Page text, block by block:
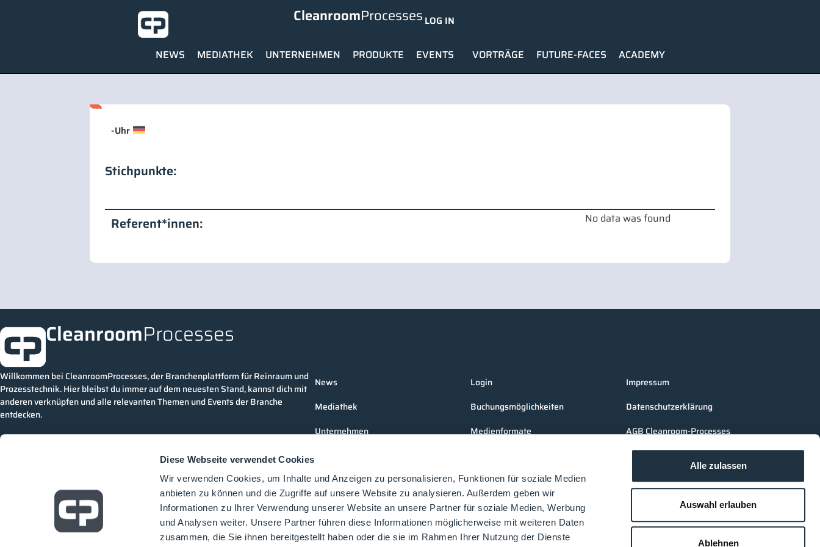
Diese Webseite verwendet Cookies
Wir verwenden Cookies, um Inhalte und Anzeigen zu personalisieren, Funktionen für soziale Medien
anbieten zu können und die Zugriffe auf unsere Website zu analysieren. Außerdem geben wir
Informationen zu Ihrer Verwendung unserer Website an unsere Partner für soziale Medien, Werbung
und Analysen weiter. Unsere Partner führen diese Informationen möglicherweise mit weiteren Daten
zusammen, die Sie ihnen bereitgestellt haben oder die sie im Rahmen Ihrer Nutzung der Dienste
Alle zulassen
Auswahl erlauben
Ablehnen
CleanroomProcesses LOG IN
NEWS MEDIATHEK UNTERNEHMEN PRODUKTE EVENTS VORTRÄGE FUTURE-FACES ACADEMY
-Uhr
Stichpunkte:
Referent*innen: No data was found
CleanroomProcesses
Willkommen bei CleanroomProcesses, der Branchenplattform für Reinraum und
Prozesstechnik. Hier bleibst du immer auf dem neuesten Stand, kannst dich mit
anderen verknüpfen und alle relevanten Themen und Events der Branche
entdecken.
News
Mediathek
Unternehmen
Events
Vorträge
Future-Faces
Login
Buchungsmöglichkeiten
Medienformate
Impressum
Datenschutzerklärung
AGB Cleanroom-Processes
AGB LOUNGES Besucher
AGB LOUNGES Aussteller